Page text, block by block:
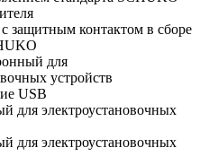
с защитным контактом в сборе
для
устройств
USB
для электроустановочных
для электроустановочных